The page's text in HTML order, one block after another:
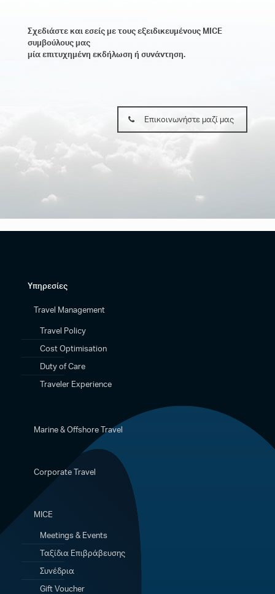
Σχεδιάστε και εσείς με τους εξειδικευμένους ΜICE
συμβούλους μας
μία επιτυχημένη εκδήλωση ή συνάντηση.
Επικοινωνήστε μαζί μας
Υπηρεσίες
Travel Management
Travel Policy
Cost Optimisation
Duty of Care
Traveler Experience
Marine & Offshore Travel
Corporate Travel
MICE
Meetings & Events
Ταξίδια Eπιβράβευσης
Συνέδρια
Gift Voucher